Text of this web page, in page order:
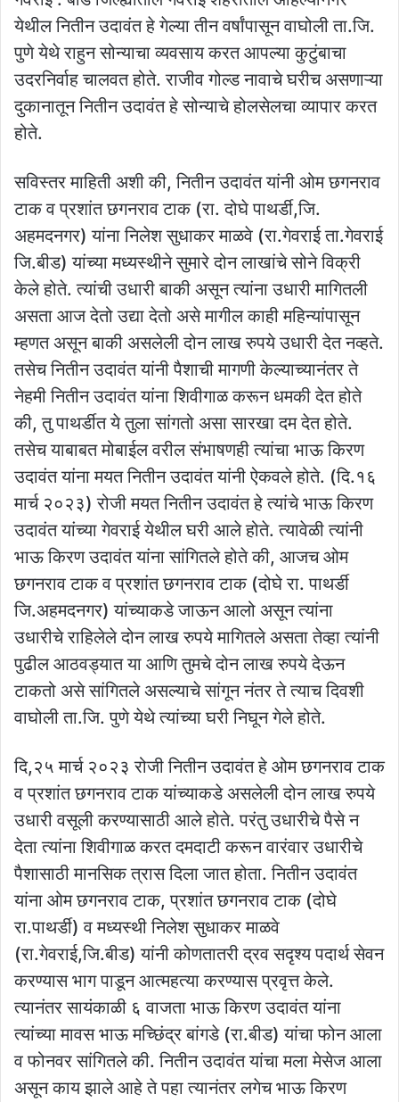
येथील नितीन उदावंत हे गेल्या तीन वर्षांपासून वाघोली ता.जि.
पुणे येथे राहुन सोन्याचा व्यवसाय करत आपल्या कुटुंबाचा
उदरनिर्वाह चालवत होते. राजीव गोल्ड नावाचे घरीच असणाऱ्या
दुकानातून नितीन उदावंत हे सोन्याचे होलसेलचा व्यापार करत
होते.
सविस्तर माहिती अशी की, नितीन उदावंत यांनी ओम छगनराव
टाक व प्रशांत छगनराव टाक (रा. दोघे पाथर्डी,जि.
अहमदनगर) यांना निलेश सुधाकर माळवे (रा.गेवराई ता.गेवराई
जि.बीड) यांच्या मध्यस्थीने सुमारे दोन लाखांचे सोने विक्री
केले होते. त्यांची उधारी बाकी असून त्यांना उधारी मागितली
असता आज देतो उद्या देतो असे मागील काही महिन्यांपासून
म्हणत असून बाकी असलेली दोन लाख रुपये उधारी देत नव्हते.
तसेच नितीन उदावंत यांनी पैशाची मागणी केल्याच्यानंतर ते
नेहमी नितीन उदावंत यांना शिवीगाळ करून धमकी देत होते‌
की, तु पाथर्डीत ये तुला सांगतो असा सारखा दम देत होते.
तसेच याबाबत मोबाईल वरील संभाषणही त्यांचा भाऊ किरण
उदावंत यांना मयत नितीन उदावंत यांनी ऐकवले होते. (दि.१६
मार्च २०२३) रोजी मयत नितीन उदावंत हे त्यांचे भाऊ किरण
उदावंत यांच्या गेवराई येथील घरी आले होते. त्यावेळी त्यांनी
भाऊ किरण उदावंत यांना सांगितले होते की, आजच ओम
छगनराव टाक व प्रशांत छगनराव टाक (दोघे रा. पाथर्डी
जि.‌अहमदनगर) यांच्याकडे जाऊन आलो असून त्यांना
उधारीचे राहिलेले दोन लाख रुपये मागितले असता तेव्हा त्यांनी
पुढील आठवड्यात या आणि तुमचे दोन लाख रुपये देऊन
टाकतो असे सांगितले असल्याचे सांगून नंतर ते त्याच दिवशी
वाघोली ता.जि. पुणे येथे त्यांच्या घरी निघून गेले होते.
दि,२५ मार्च २०२३ रोजी नितीन उदावंत हे ओम छगनराव टाक
व प्रशांत छगनराव टाक यांच्याकडे असलेली दोन लाख रुपये
उधारी वसूली करण्यासाठी आले होते. परंतु उधारीचे पैसे न
देता त्यांना शिवीगाळ करत दमदाटी करून वारंवार उधारीचे
पैशासाठी मानसिक त्रास दिला जात होता. नितीन उदावंत
यांना ओम छगनराव टाक, प्रशांत छगनराव टाक (दोघे
रा.पाथर्डी) व मध्यस्थी निलेश सुधाकर माळवे
(रा.गेवराई,जि.बीड) यांनी कोणतातरी द्रव सदृश्य पदार्थ सेवन
करण्यास भाग पाडून आत्महत्या करण्यास प्रवृत्त केले.
त्यानंतर सायंकाळी ६ वाजता भाऊ किरण उदावंत यांना
त्यांच्या मावस भाऊ मच्छिंद्र बांगडे (रा.बीड) यांचा फोन आला
व फोनवर सांगितले की. नितीन उदावंत यांचा मला मेसेज आला
असून काय झाले आहे ते पहा त्यानंतर लगेच भाऊ किरण